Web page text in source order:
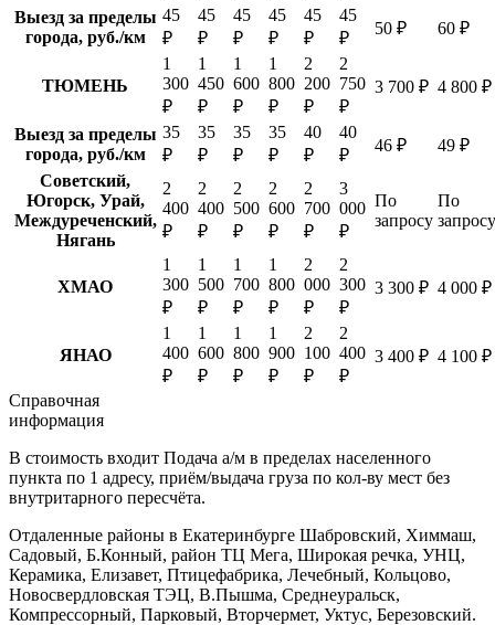
Выезд за пределы
города, руб./км
45
₽
45
₽
45
₽
45
₽
45
₽
45
₽
50 ₽ 60 ₽
ТЮМЕНЬ
1
300
₽
1
450
₽
1
600
₽
1
800
₽
2
200
₽
2
750
₽
3 700 ₽ 4 800 ₽
Выезд за пределы
города, руб./км
35
₽
35
₽
35
₽
35
₽
40
₽
40
₽
46 ₽
49 ₽
Советский,
Югорск, Урай,
Междуреченский,
Нягань
2
400
₽
2
400
₽
2
500
₽
2
600
₽
2
700
₽
3
000
₽
По
запросу
По
запросу
ХМАО
1
300
₽
1
500
₽
1
700
₽
1
800
₽
2
000
₽
2
300
₽
3 300 ₽ 4 000 ₽
ЯНАО
1
400
₽
1
600
₽
1
800
₽
1
900
₽
2
100
₽
2
400
₽
3 400 ₽ 4 100 ₽
Справочная
информация
В стоимость входит Подача а/м в пределах населенного
пункта по 1 адресу, приём/выдача груза по кол-ву мест без
внутритарного пересчёта.
Отдаленные районы в Екатеринбурге Шабровский, Химмаш,
Садовый, Б.Конный, район ТЦ Мега, Широкая речка, УНЦ,
Керамика, Елизавет, Птицефабрика, Лечебный, Кольцово,
Новосвердловская ТЭЦ, В.Пышма, Среднеуральск,
Компрессорный, Парковый, Вторчермет, Уктус, Березовский.